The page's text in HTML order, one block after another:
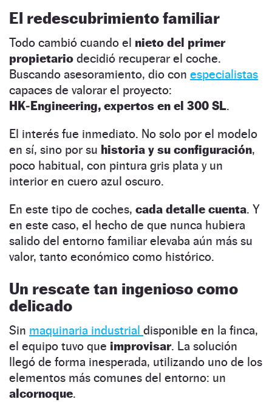
El redescubrimiento familiar
Todo cambió cuando el nieto del primer
propietario decidió recuperar el coche.
Buscando asesoramiento, dio con especialistas
capaces de valorar el proyecto:
HK‑Engineering, expertos en el 300 SL.
El interés fue inmediato. No solo por el modelo
en sí, sino por su historia y su configuración,
poco habitual, con pintura gris plata y un
interior en cuero azul oscuro.
En este tipo de coches, cada detalle cuenta. Y
en este caso, el hecho de que nunca hubiera
salido del entorno familiar elevaba aún más su
valor, tanto económico como histórico.
Un rescate tan ingenioso como
delicado
Sin maquinaria industrial disponible en la finca,
el equipo tuvo que improvisar. La solución
llegó de forma inesperada, utilizando uno de los
elementos más comunes del entorno: un
alcornoque.